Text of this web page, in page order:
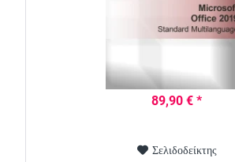
89,90 € *
Σελιδοδείκτης